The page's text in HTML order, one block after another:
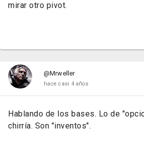
mirar otro pivot.
@Mrweller
hace casi 4 años
Hablando de los bases. Lo de
chirría. Son "inventos".